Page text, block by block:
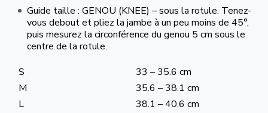
Guide taille : GENOU (KNEE) – sous la rotule. Tenez-
vous debout et pliez la jambe à un peu moins de 45°,
puis mesurez la circonférence du genou 5 cm sous le
centre de la rotule.
S
33 – 35.6 cm
M
35.6 – 38.1 cm
L
38.1 – 40.6 cm